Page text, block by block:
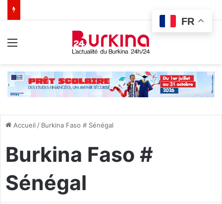
Accueil / Burkina Faso # Sénégal
Burkina Faso #
Sénégal
FR